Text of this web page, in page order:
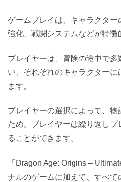
ゲームプレイは、キャラクタ
強化、戦闘システムなどが特徴
プレイヤーは、冒険の途中で多
い、それぞれのキャラクターに
ます。
プレイヤーの選択によって、物
ため、プレイヤーは繰り返しプ
ることができます。
「Dragon Age: Origins –
ナルのゲームに加えて、すべて